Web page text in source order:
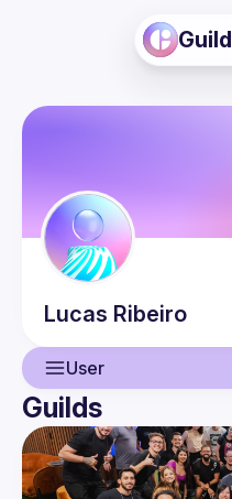
Guild
Lucas Ribeiro
User
User
Events
Guilds